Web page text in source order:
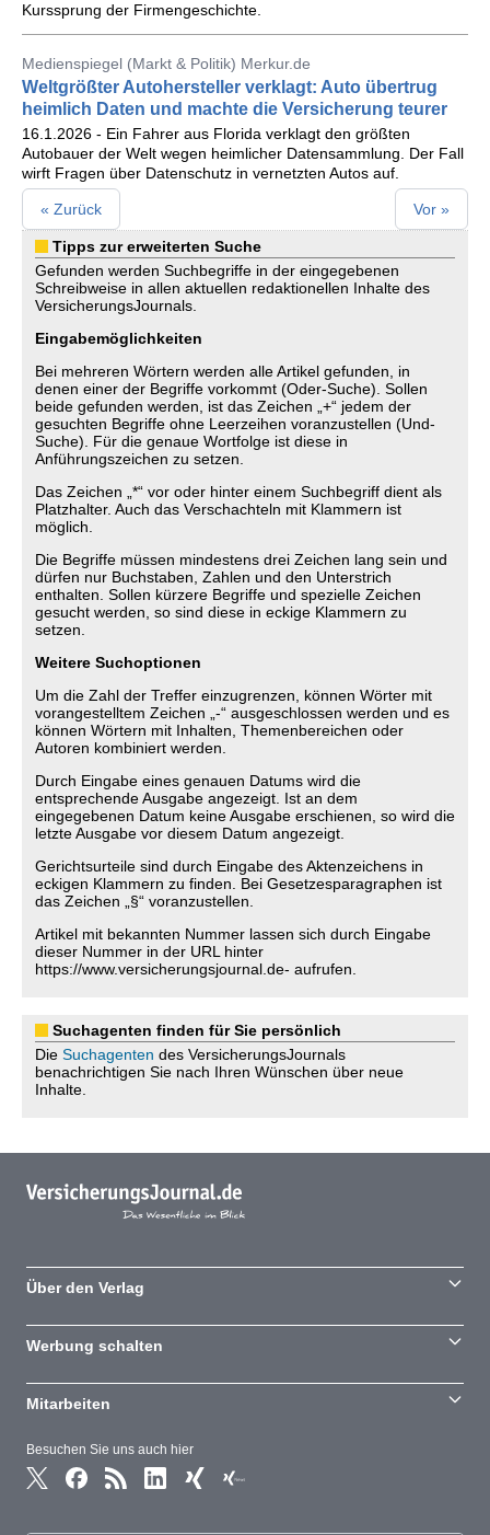
Kurssprung der Firmengeschichte.
Medienspiegel (Markt & Politik) Merkur.de
Weltgrößter Autohersteller verklagt: Auto übertrug
heimlich Daten und machte die Versicherung teurer
16.1.2026 - Ein Fahrer aus Florida verklagt den größten
Autobauer der Welt wegen heimlicher Datensammlung. Der Fall
wirft Fragen über Datenschutz in vernetzten Autos auf.
« Zurück Vor »
Tipps zur erweiterten Suche
Gefunden werden Suchbegriffe in der eingegebenen
Schreibweise in allen aktuellen redaktionellen Inhalte des
VersicherungsJournals.
Eingabemöglichkeiten
Bei mehreren Wörtern werden alle Artikel gefunden, in
denen einer der Begriffe vorkommt (Oder-Suche). Sollen
beide gefunden werden, ist das Zeichen „+“ jedem der
gesuchten Begriffe ohne Leerzeihen voranzustellen (Und-
Suche). Für die genaue Wortfolge ist diese in
Anführungszeichen zu setzen.
Das Zeichen „*“ vor oder hinter einem Suchbegriff dient als
Platzhalter. Auch das Verschachteln mit Klammern ist
möglich.
Die Begriffe müssen mindestens drei Zeichen lang sein und
dürfen nur Buchstaben, Zahlen und den Unterstrich
enthalten. Sollen kürzere Begriffe und spezielle Zeichen
gesucht werden, so sind diese in eckige Klammern zu
setzen.
Weitere Suchoptionen
Um die Zahl der Treffer einzugrenzen, können Wörter mit
vorangestelltem Zeichen „-“ ausgeschlossen werden und es
können Wörtern mit Inhalten, Themenbereichen oder
Autoren kombiniert werden.
Durch Eingabe eines genauen Datums wird die
entsprechende Ausgabe angezeigt. Ist an dem
eingegebenen Datum keine Ausgabe erschienen, so wird die
letzte Ausgabe vor diesem Datum angezeigt.
Gerichtsurteile sind durch Eingabe des Aktenzeichens in
eckigen Klammern zu finden. Bei Gesetzesparagraphen ist
das Zeichen „§“ voranzustellen.
Artikel mit bekannten Nummer lassen sich durch Eingabe
dieser Nummer in der URL hinter
https://www.versicherungsjournal.de- aufrufen.
Suchagenten finden für Sie persönlich
Die Suchagenten des VersicherungsJournals
benachrichtigen Sie nach Ihren Wünschen über neue
Inhalte.
Besuchen Sie uns auch hier
Über den Verlag
Werbung schalten
Mitarbeiten